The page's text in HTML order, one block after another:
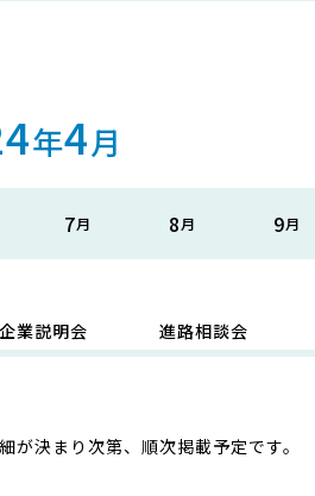
年4月
7 8 9
業説明会 進路相談会
決まり次第、順次掲載予定です。